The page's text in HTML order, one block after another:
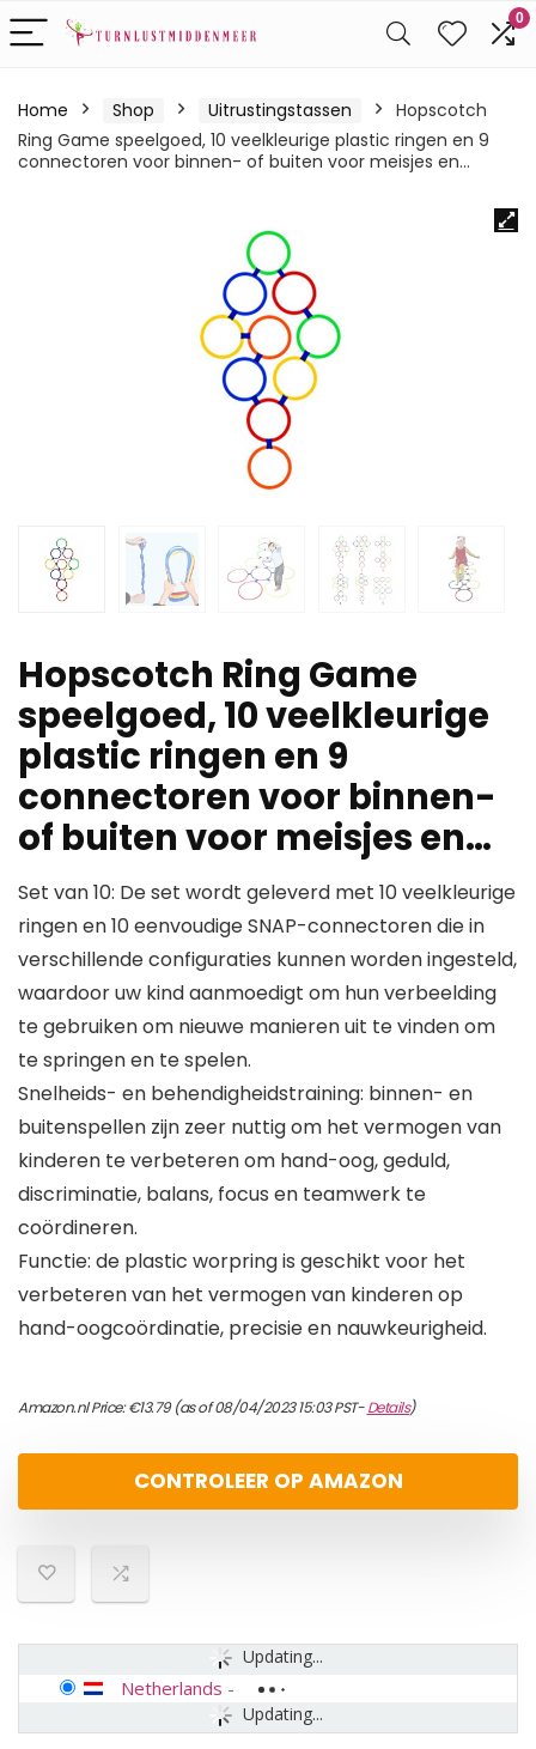
0
Home Shop Uitrustingstassen
Hopscotch
Ring Game speelgoed, 10 veelkleurige plastic ringen en 9
connectoren voor binnen- of buiten voor meisjes en…
Hopscotch Ring Game
speelgoed, 10 veelkleurige
plastic ringen en 9
connectoren voor binnen-
of buiten voor meisjes en…
Set van 10: De set wordt geleverd met 10 veelkleurige
ringen en 10 eenvoudige SNAP-connectoren die in
verschillende configuraties kunnen worden ingesteld,
waardoor uw kind aanmoedigt om hun verbeelding
te gebruiken om nieuwe manieren uit te vinden om
te springen en te spelen.
Snelheids- en behendigheidstraining: binnen- en
buitenspellen zijn zeer nuttig om het vermogen van
kinderen te verbeteren om hand-oog, geduld,
discriminatie, balans, focus en teamwerk te
coördineren.
Functie: de plastic worpring is geschikt voor het
verbeteren van het vermogen van kinderen op
hand-oogcoördinatie, precisie en nauwkeurigheid.
Amazon.nl Price:€13.79(as of 08/04/2023 15:03 PST-Details)
CONTROLEER OP AMAZON
Updating...
Updating...
Netherlands -